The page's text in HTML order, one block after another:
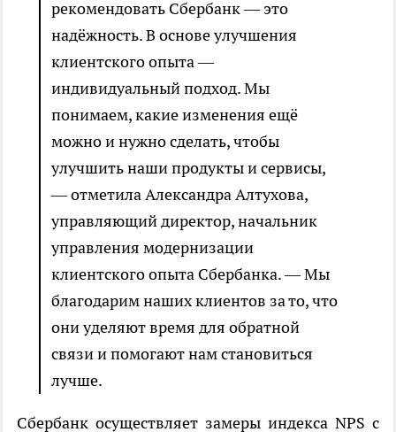
рекомендовать Сбербанк — это
надёжность. В основе улучшения
клиентского опыта —
индивидуальный подход. Мы
понимаем, какие изменения ещё
можно и нужно сделать, чтобы
улучшить наши продукты и сервисы,
— отметила Александра Алтухова,
управляющий директор, начальник
управления модернизации
клиентского опыта Сбербанка. — Мы
благодарим наших клиентов за то, что
они уделяют время для обратной
связи и помогают нам становиться
лучше.
Сбербанк осуществляет замеры индекса NPS с